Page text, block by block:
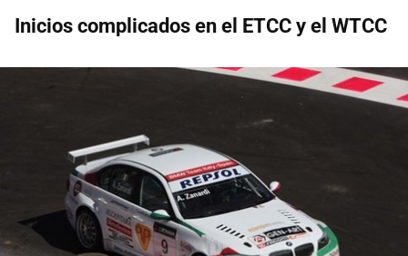
Inicios complicados en el ETCC y el WTCC